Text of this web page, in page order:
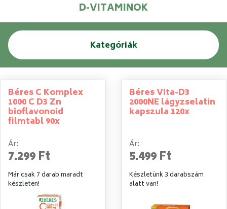
D-VITAMINOK
Kategóriák
Béres C Komplex
1000 C D3 Zn
bioflavonoid
filmtabl 90x
Ár:
7.299 Ft
Már csak 7 darab maradt
készleten!
Béres Vita-D3
2000NE lágyzselatin
kapszula 120x
Ár:
5.499 Ft
Készletünk 3 darabszám
alatt van!